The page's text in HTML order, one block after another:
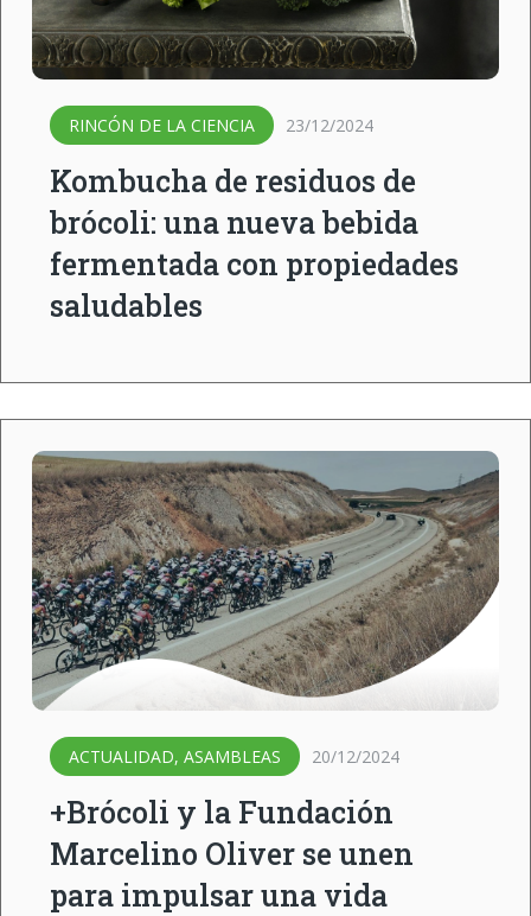
RINCÓN DE LA CIENCIA 23/12/2024
Kombucha de residuos de
brócoli: una nueva bebida
fermentada con propiedades
saludables
ACTUALIDAD, ASAMBLEAS 20/12/2024
+Brócoli y la Fundación
Marcelino Oliver se unen
para impulsar una vida